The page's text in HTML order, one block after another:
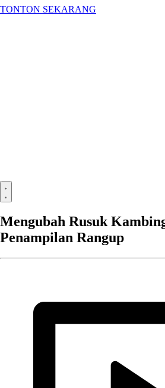
TONTON SEKARANG
Mengubah Rusuk
Penampilan Rangup